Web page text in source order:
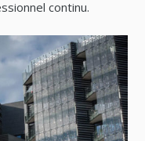
continu.